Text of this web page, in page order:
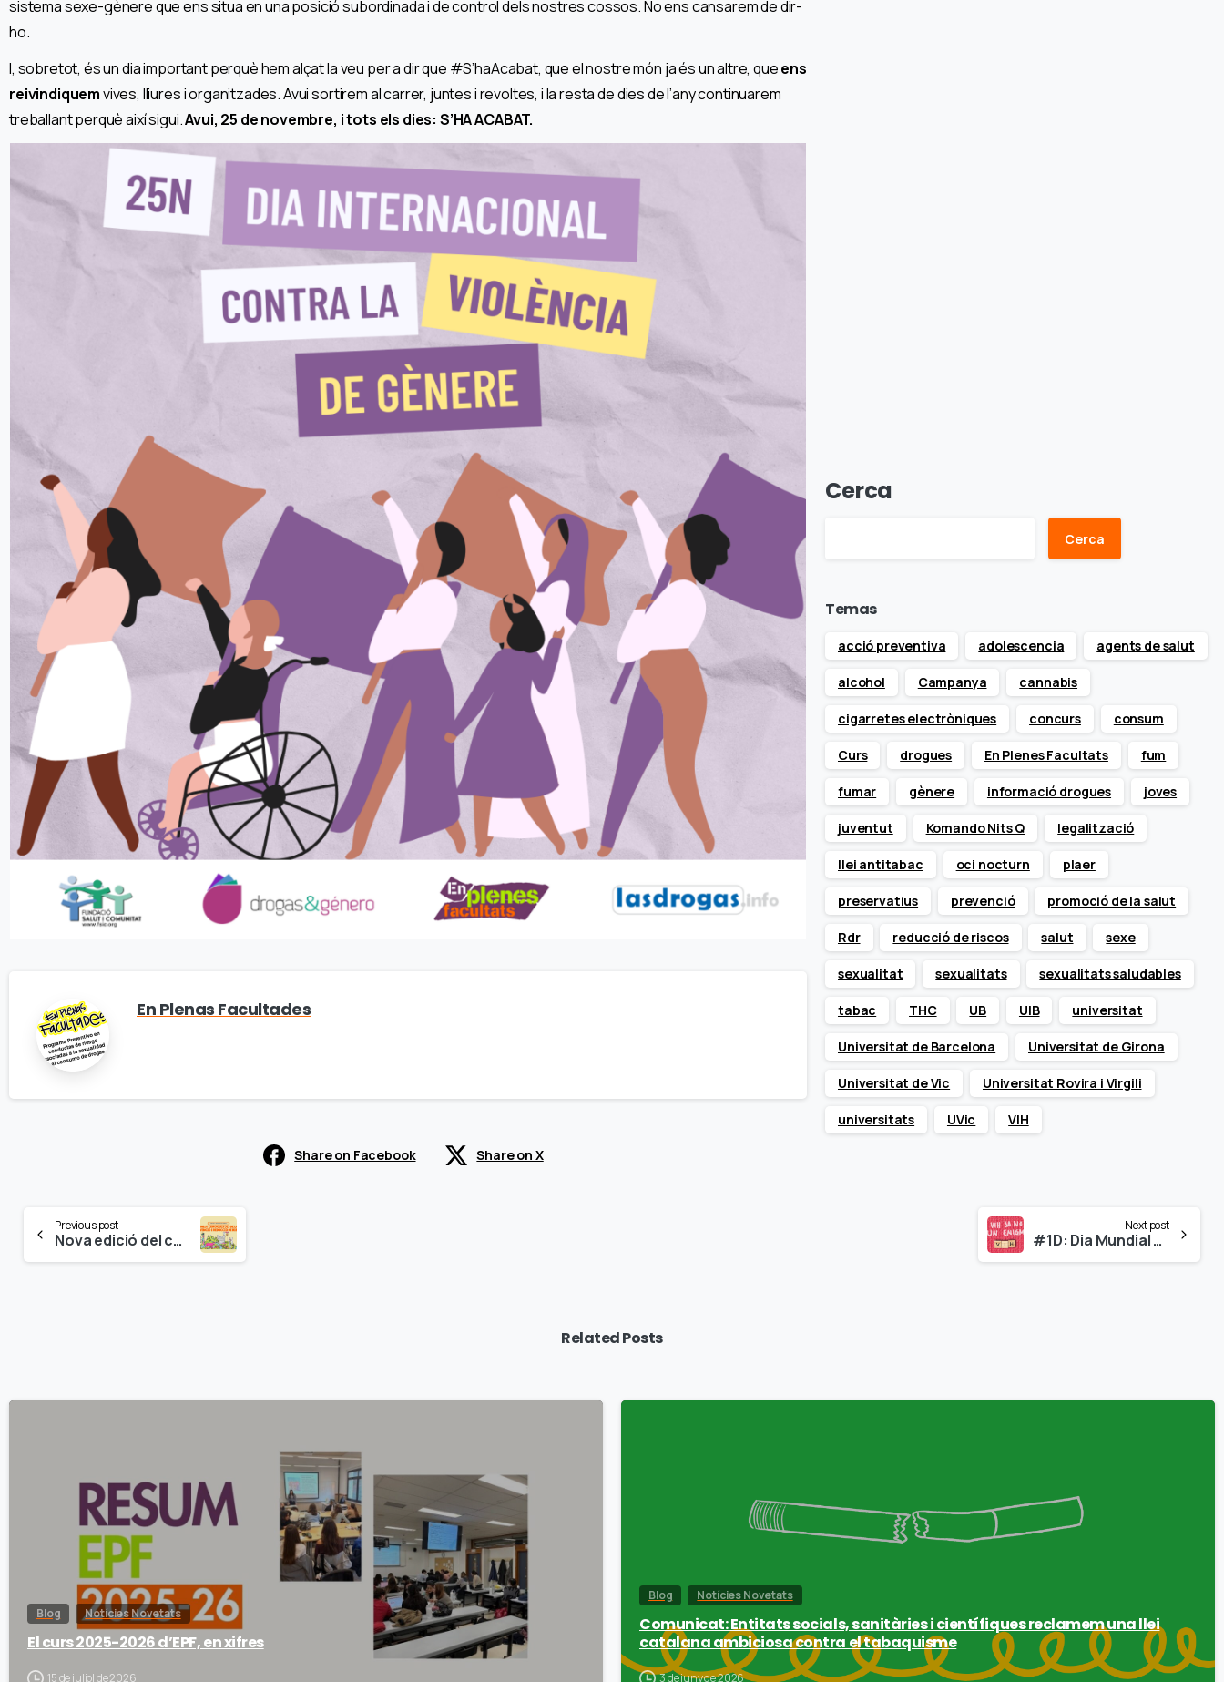
sistema sexe-gènere que ens situa en una posició subordinada i de control dels nostres cossos. No ens cansarem de dir-
ho.
I, sobretot, és un dia important perquè hem alçat la veu per a dir que #S’haAcabat, que el nostre món ja és un altre, queens
reivindiquemvives, lliures i organitzades. Avui sortirem al carrer, juntes i revoltes, i la resta de dies de l’any continuarem
treballant perquè així sigui.Avui, 25 de novembre, i tots els dies: S’HA ACABAT.
En Plenas Facultades
Share on Facebook Share on X
Cerca
Cerca
Temas
acció preventiva adolescencia agents de salut
alcohol Campanya cannabis
cigarretes electròniques concurs consum
Curs drogues En Plenes Facultats fum
fumar gènere informació drogues joves
juventut Komando Nits Q legalització
llei antitabac oci nocturn plaer
preservatius prevenció promoció de la salut
Rdr reducció de riscos salut sexe
sexualitat sexualitats sexualitats saludables
tabac THC UB UIB universitat
Universitat de Barcelona Universitat de Girona
Universitat de Vic Universitat Rovira i Virgili
universitats UVic VIH
Continue
Reading
Previous post
Nova edició del curs EPF «Salut i Drogues des de la prevenció i reducció de riscos» a la Universitat Jaume I de Castelló
Next post
#1D: Dia Mundial de la SIDA – «El VIH ja no és un enigma»
Related Posts
Blog Notícies Novetats
El curs 2025-2026 d’EPF, en xifres
15 de juliol de 2026
Blog Notícies Novetats
Comunicat: Entitats socials, sanitàries i científiques reclamem una llei
catalana ambiciosa contra el tabaquisme
3 de juny de 2026